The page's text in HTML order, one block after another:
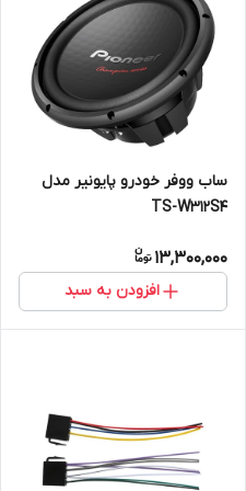
ساب ووفر خودرو پایونیر مدل
TS-W312S4
13,300,000
افزودن به سبد